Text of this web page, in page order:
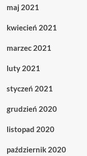
maj 2021
kwiecień 2021
marzec 2021
luty 2021
styczeń 2021
grudzień 2020
listopad 2020
październik 2020